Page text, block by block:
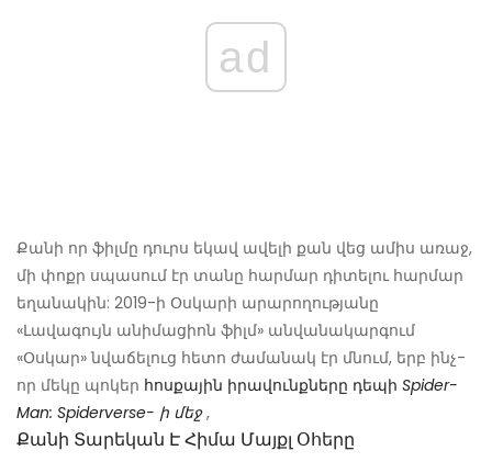
ad
Քանի որ ֆիլմը դուրս եկավ ավելի քան վեց ամիս առաջ,
մի փոքր սպասում էր տանը հարմար դիտելու հարմար
եղանակին: 2019-ի Օսկարի արարողությանը
«Լավագույն անիմացիոն ֆիլմ» անվանակարգում
«Օսկար» նվաճելուց հետո ժամանակ էր մնում, երբ ինչ-
որ մեկը պոկեր հոսքային իրավունքները դեպի Spider-
Man: Spiderverse- ի մեջ ,
Քանի Տարեկան Է Հիմա Մայքլ Օհերը